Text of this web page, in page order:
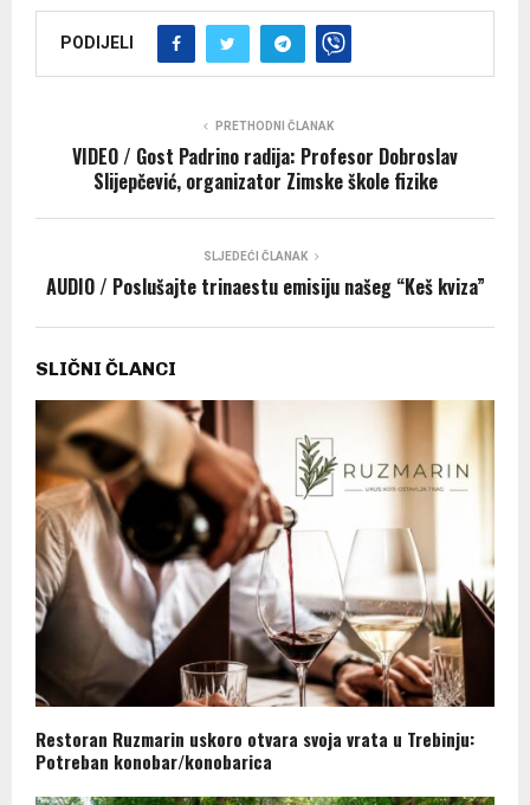
PODIJELI
PRETHODNI ČLANAK
VIDEO / Gost Padrino radija: Profesor Dobroslav
Slijepčević, organizator Zimske škole fizike
SLJEDEĆI ČLANAK
AUDIO / Poslušajte trinaestu emisiju našeg “Keš kviza”
SLIČNI ČLANCI
Restoran Ruzmarin uskoro otvara svoja vrata u Trebinju:
Potreban konobar/konobarica